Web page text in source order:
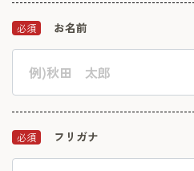
必須 お名前
必須 フリガナ